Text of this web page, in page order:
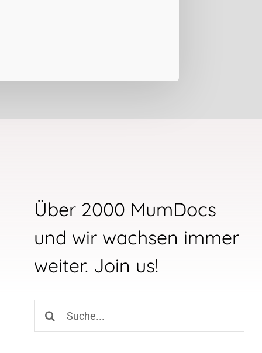
Über 2000 MumDocs
und wir wachsen immer
weiter. Join us!